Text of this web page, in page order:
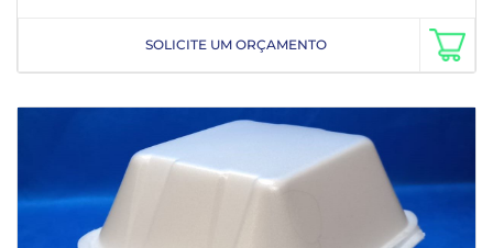
SOLICITE UM ORÇAMENTO